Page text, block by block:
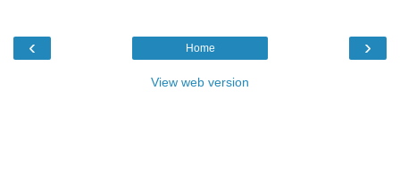
‹ ›
Home
View web version